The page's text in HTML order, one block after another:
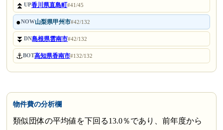
⏫UP香川県直島町#41/45
●NOW山梨県甲州市#42/132
⏬DN島根県雲南市#42/132
⚓BOT高知県香南市#132/132
物件費の分析欄
類似団体の平均値を下回る13.0％であり、前年度から